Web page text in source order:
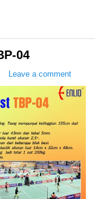
04
Leave a comment